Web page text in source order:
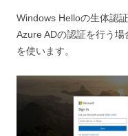
Windows Helloの生体認
Azure ADの認証を行う
を使います。